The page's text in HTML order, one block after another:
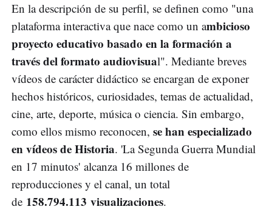
En la descripción de su perfil, se definen como "una
plataforma interactiva que nace como un ambicioso
proyecto educativo basado en la formación a
través del formato audiovisual". Mediante breves
vídeos de carácter didáctico se encargan de exponer
hechos históricos, curiosidades, temas de actualidad,
cine, arte, deporte, música o ciencia. Sin embargo,
como ellos mismo reconocen, se han especializado
en vídeos de Historia. 'La Segunda Guerra Mundial
en 17 minutos' alcanza 16 millones de
reproducciones y el canal, un total
de 158.794.113 visualizaciones.